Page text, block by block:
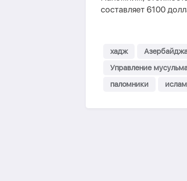
составляет 6100
хадж
Управление
паломники
ислам